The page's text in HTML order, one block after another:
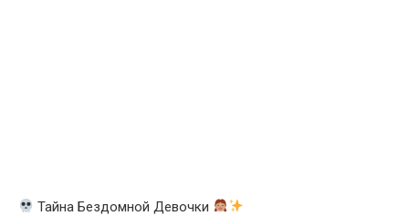
Тайна Бездомной Девочки